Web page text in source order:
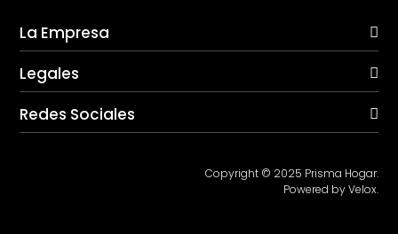
La Empresa
Legales
Redes Sociales
Copyright © 2025 Prisma Hogar.
Powered by Velox.